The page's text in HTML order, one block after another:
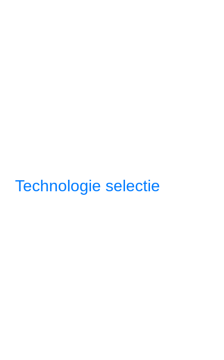
Technologie selectie